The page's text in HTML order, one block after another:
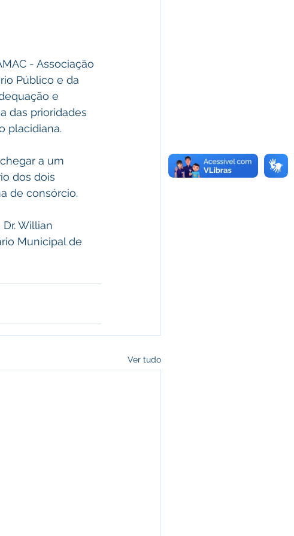
Público e da
e
das prioridades
placidiana.
dos dois
de consórcio.
Municipal de
Ver tudo